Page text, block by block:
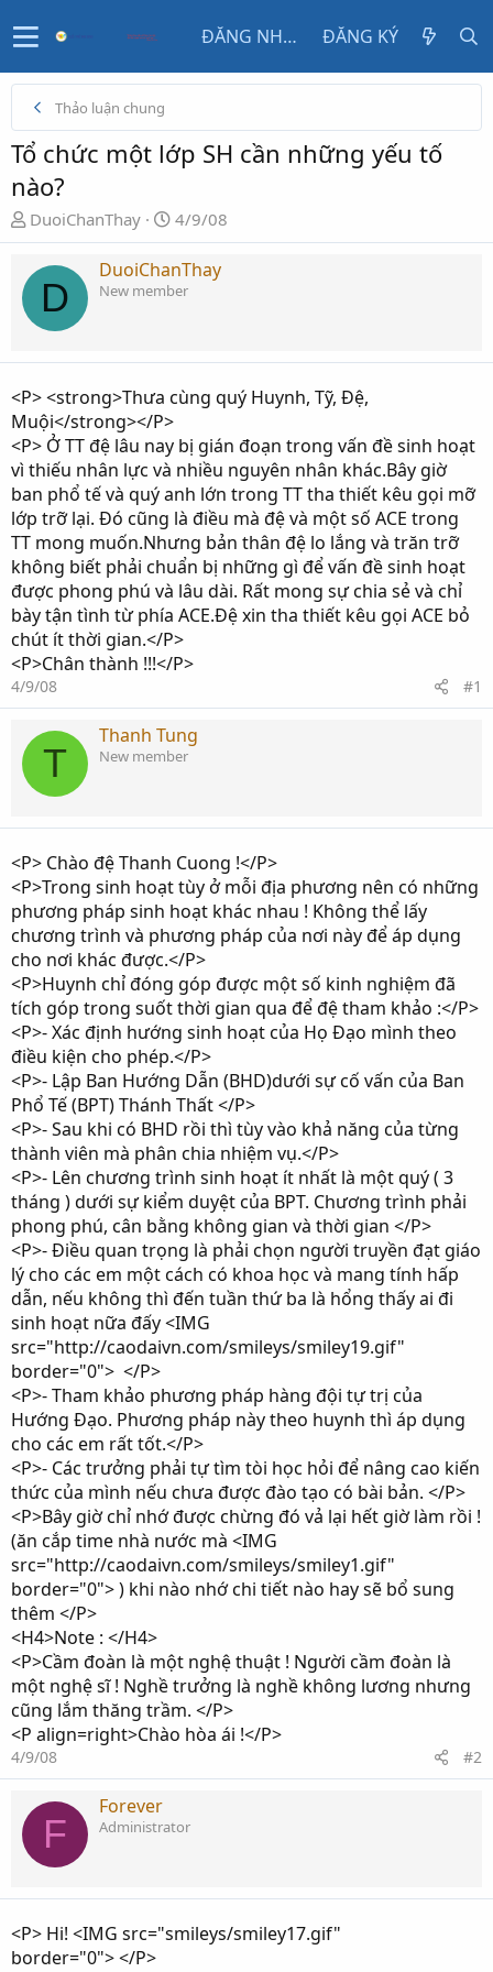
ĐĂNG NHẬP ĐĂNG KÝ
Thảo luận chung
Tổ chức một lớp SH cần những yếu tố
nào?
N
g
ư
h
i
t
ạ
o
DuoiChanThay
N
g
à
y
i
4/9/08
D
DuoiChanThay
New member
<P> <strong>Thưa cùng quý Huynh, Tỹ, Đệ,
Muội</strong></P>
<P> Ở TT đệ lâu nay bị gián đoạn trong vấn đề sinh hoạt
vì thiếu nhân lực và nhiều nguyên nhân khác.Bây giờ
ban phổ tế và quý anh lớn trong TT tha thiết kêu gọi mỡ
lớp trỡ lại. Đó cũng là điều mà đệ và một số ACE trong
TT mong muốn.Nhưng bản thân đệ lo lắng và trăn trỡ
không biết phải chuẩn bị những gì để vấn đề sinh hoạt
được phong phú và lâu dài. Rất mong sự chia sẻ và chỉ
bày tận tình từ phía ACE.Đệ xin tha thiết kêu gọi ACE bỏ
chút ít thời gian.</P>
<P>Chân thành !!!</P>
4/9/08 #1
T
Thanh Tung
New member
<P> Chào đệ Thanh Cuong !</P>
<P>Trong sinh hoạt tùy ở mỗi địa phương nên có những
phương pháp sinh hoạt khác nhau ! Không thể lấy
chương trình và phương pháp của nơi này để áp dụng
cho nơi khác được.</P>
<P>Huynh chỉ đóng góp được một số kinh nghiệm đã
tích góp trong suốt thời gian qua để đệ tham khảo :</P>
<P>- Xác định hướng sinh hoạt của Họ Đạo mình theo
điều kiện cho phép.</P>
<P>- Lập Ban Hướng Dẫn (BHD)dưới sự cố vấn của Ban
Phổ Tế (BPT) Thánh Thất </P>
<P>- Sau khi có BHD rồi thì tùy vào khả năng của từng
thành viên mà phân chia nhiệm vụ.</P>
<P>- Lên chương trình sinh hoạt ít nhất là một quý ( 3
tháng ) dưới sự kiểm duyệt của BPT. Chương trình phải
phong phú, cân bằng không gian và thời gian </P>
<P>- Điều quan trọng là phải chọn người truyền đạt giáo
lý cho các em một cách có khoa học và mang tính hấp
dẫn, nếu không thì đến tuần thứ ba là hổng thấy ai đi
sinh hoạt nữa đấy <IMG
src="http://caodaivn.com/smileys/smiley19.gif"
border="0"> </P>
<P>- Tham khảo phương pháp hàng đội tự trị của
Hướng Đạo. Phương pháp này theo huynh thì áp dụng
cho các em rất tốt.</P>
<P>- Các trưởng phải tự tìm tòi học hỏi để nâng cao kiến
thức của mình nếu chưa được đào tạo có bài bản. </P>
<P>Bây giờ chỉ nhớ được chừng đó vả lại hết giờ làm rồi !
(ăn cắp time nhà nước mà <IMG
src="http://caodaivn.com/smileys/smiley1.gif"
border="0"> ) khi nào nhớ chi tiết nào hay sẽ bổ sung
thêm </P>
<H4>Note : </H4>
<P>Cầm đoàn là một nghệ thuật ! Người cầm đoàn là
một nghệ sĩ ! Nghề trưởng là nghề không lương nhưng
cũng lắm thăng trầm. </P>
<P align=right>Chào hòa ái !</P>
4/9/08 #2
F
Forever
Administrator
<P> Hi! <IMG src="smileys/smiley17.gif"
border="0"> </P>